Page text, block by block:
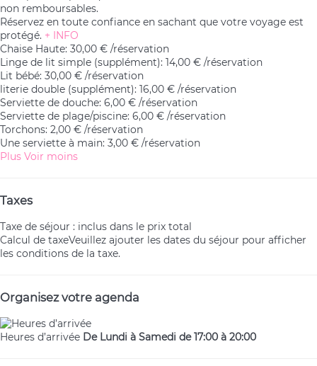
non remboursables.
Réservez en toute confiance en sachant que votre voyage est
protégé. + INFO
Chaise Haute: 30,00 € /réservation
Linge de lit simple (supplément): 14,00 € /réservation
Lit bébé: 30,00 € /réservation
literie double (supplément): 16,00 € /réservation
Serviette de douche: 6,00 € /réservation
Serviette de plage/piscine: 6,00 € /réservation
Torchons: 2,00 € /réservation
Une serviette à main: 3,00 € /réservation
Plus Voir moins
Taxes
Taxe de séjour : inclus dans le prix total
Calcul de taxeVeuillez ajouter les dates du séjour pour afficher
les conditions de la taxe.
Organisez votre agenda
Heures d’arrivée De Lundi à Samedi de 17:00 à 20:00